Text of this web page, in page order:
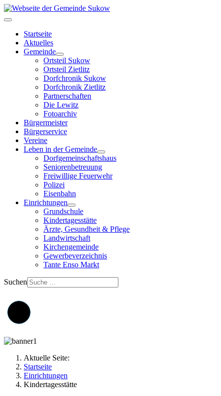
Startseite
Aktuelles
Gemeinde
Ortsteil Sukow
Ortsteil Zietlitz
Dorfchronik Sukow
Dorfchronik Zietlitz
Partnerschaften
Die Lewitz
Fotoarchiv
Bürgermeister
Bürgerservice
Vereine
Leben in der Gemeinde
Dorfgemeinschaftshaus
Seniorenbetreuung
Freiwillige Feuerwehr
Polizei
Eisenbahn
Einrichtungen
Grundschule
Kindertagesstätte
Ärzte, Gesundheit & Pflege
Landwirtschaft
Kirchengemeinde
Gewerbeverzeichnis
Tante Enso Markt
Suchen
Aktuelle Seite:
Startseite
Einrichtungen
Kindertagesstätte